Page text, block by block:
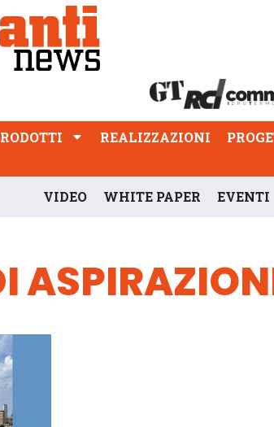
REALIZZAZIONI
REALIZZAZIONI
VIDEO WHITE PAPER EVENTI